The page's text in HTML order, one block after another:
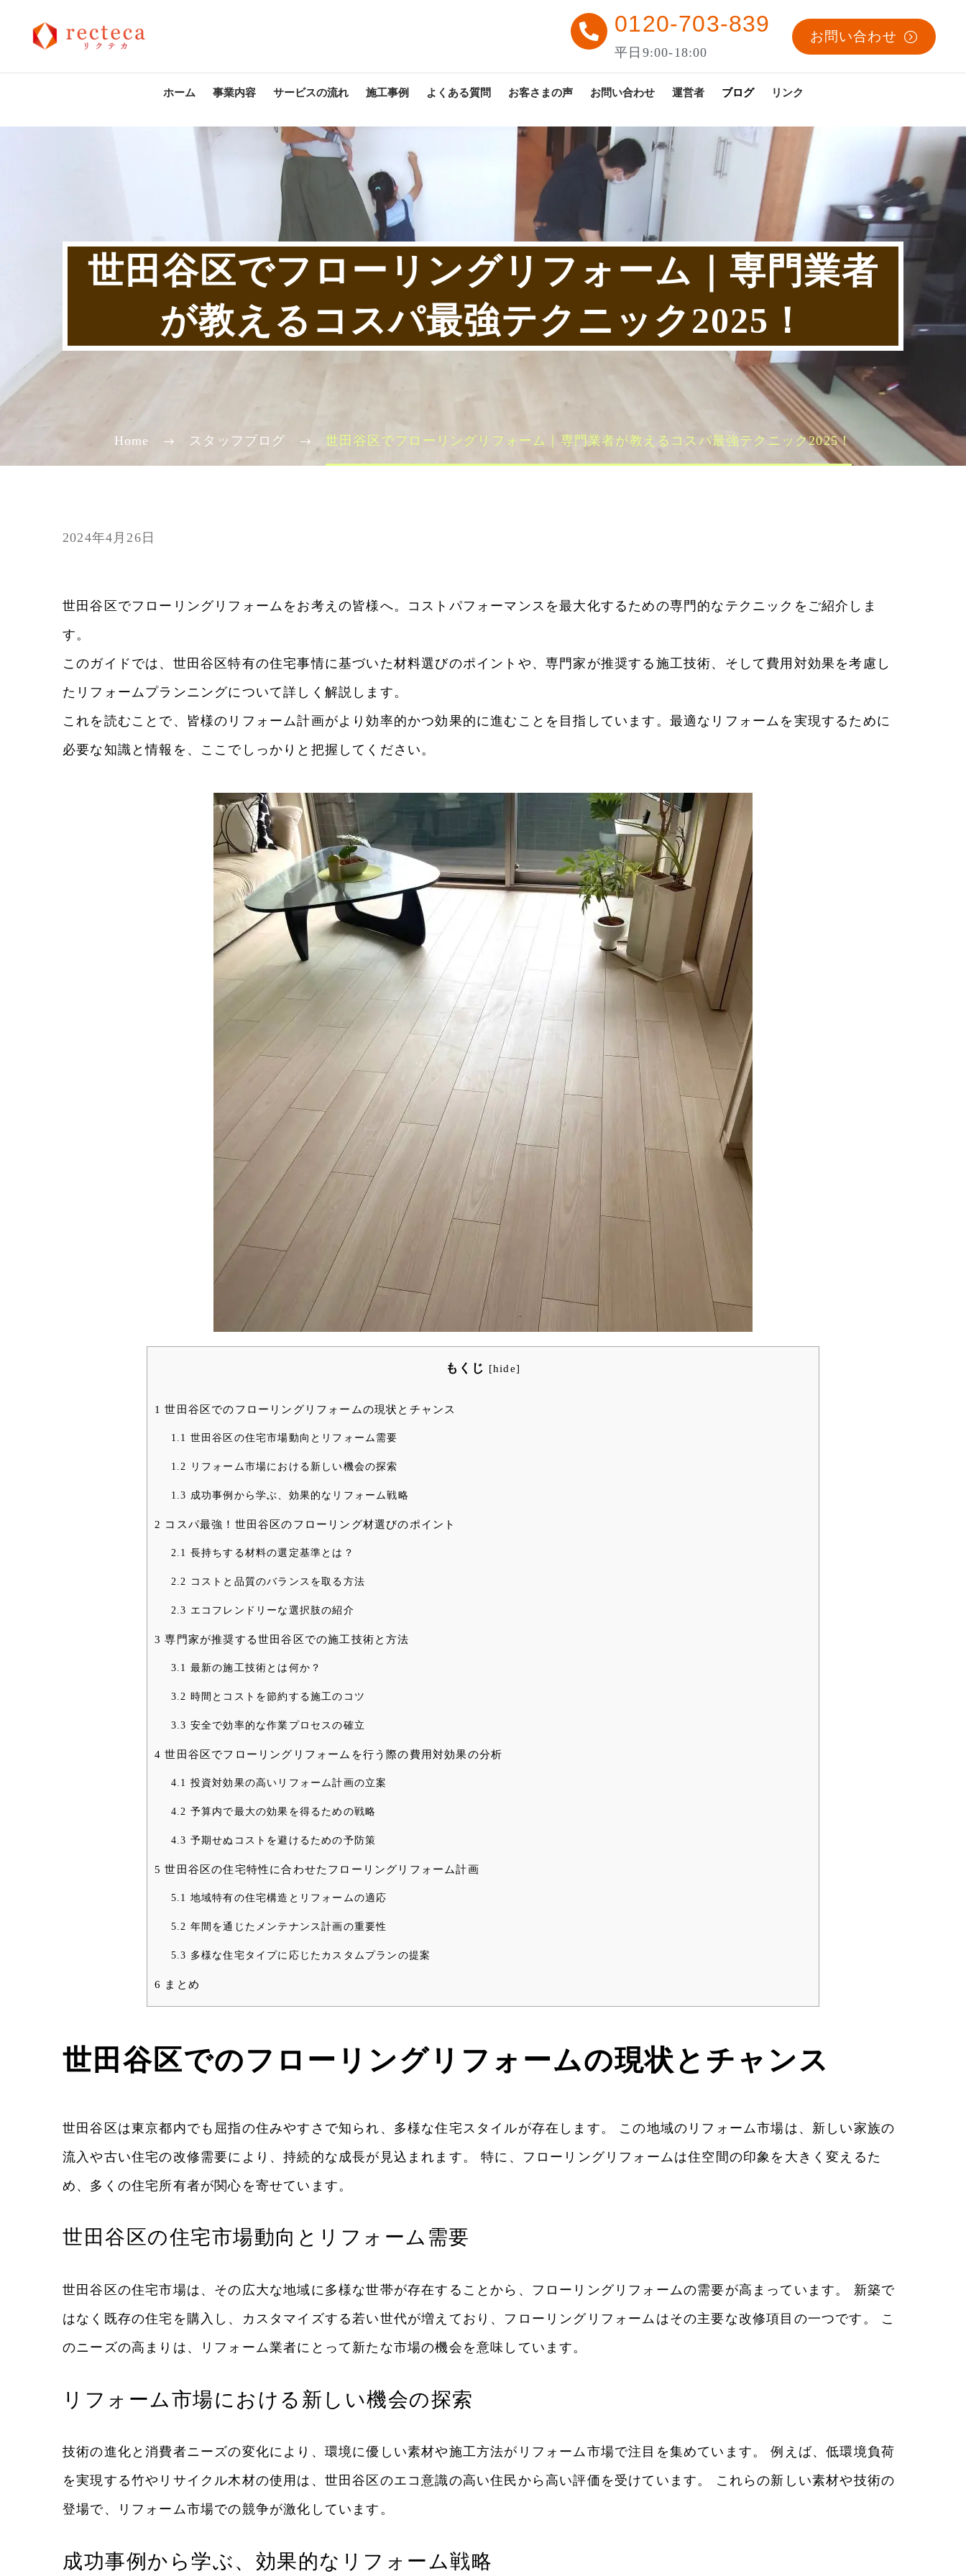
0120-703-839
平日9:00-18:00
お問い合わせ
ホーム 事業内容 サービスの流れ 施工事例 よくある質問 お客さまの声 お問い合わせ 運営者 ブログ リンク
世田谷区でフローリングリフォーム｜専門業者
が教えるコスパ最強テクニック2025！
Home スタッフブログ 世田谷区でフローリングリフォーム｜専門業者が教えるコスパ最強テクニック2025！
2024年4月26日
世田谷区でフローリングリフォームをお考えの皆様へ。コストパフォーマンスを最大化するための専門的なテクニックをご紹介しま
す。
このガイドでは、 世田谷区特有の住宅事情に基づいた材料選びのポイントや、専門家が推奨する施工技術、そして費用対効果を考慮し
たリフォームプランニングについて詳しく解説します。
これを読むことで、皆様のリフォーム計画がより効率的かつ効果的に進むことを目指しています。最適なリフォームを実現するために
必要な知識と情報を、ここでしっかりと把握してください。
もくじ [hide]
1 世田谷区でのフローリングリフォームの現状とチャンス
1.1 世田谷区の住宅市場動向とリフォーム需要
1.2 リフォーム市場における新しい機会の探索
1.3 成功事例から学ぶ、効果的なリフォーム戦略
2 コスパ最強！世田谷区のフローリング材選びのポイント
2.1 長持ちする材料の選定基準とは？
2.2 コストと品質のバランスを取る方法
2.3 エコフレンドリーな選択肢の紹介
3 専門家が推奨する世田谷区での施工技術と方法
3.1 最新の施工技術とは何か？
3.2 時間とコストを節約する施工のコツ
3.3 安全で効率的な作業プロセスの確立
4 世田谷区でフローリングリフォームを行う際の費用対効果の分析
4.1 投資対効果の高いリフォーム計画の立案
4.2 予算内で最大の効果を得るための戦略
4.3 予期せぬコストを避けるための予防策
5 世田谷区の住宅特性に合わせたフローリングリフォーム計画
5.1 地域特有の住宅構造とリフォームの適応
5.2 年間を通じたメンテナンス計画の重要性
5.3 多様な住宅タイプに応じたカスタムプランの提案
6 まとめ
世田谷区でのフローリングリフォームの現状とチャンス
世田谷区は東京都内でも屈指の住みやすさで知られ、多様な住宅スタイルが存在します。 この地域のリフォーム市場は、新しい家族の
流入や古い住宅の改修需要により、持続的な成長が見込まれます。 特に、フローリングリフォームは住空間の印象を大きく変えるた
め、多くの住宅所有者が関心を寄せています。
世田谷区の住宅市場動向とリフォーム需要
世田谷区の住宅市場は、その広大な地域に多様な世帯が存在することから、フローリングリフォームの需要が高まっています。 新築で
はなく既存の住宅を購入し、カスタマイズする若い世代が増えており、フローリングリフォームはその主要な改修項目の一つです。 こ
のニーズの高まりは、リフォーム業者にとって新たな市場の機会を意味しています。
リフォーム市場における新しい機会の探索
技術の進化と消費者ニーズの変化により、環境に優しい素材や施工方法がリフォーム市場で注目を集めています。 例えば、低環境負荷
を実現する竹やリサイクル木材の使用は、世田谷区のエコ意識の高い住民から高い評価を受けています。 これらの新しい素材や技術の
登場で、リフォーム市場での競争が激化しています。
成功事例から学ぶ、効果的なリフォーム戦略